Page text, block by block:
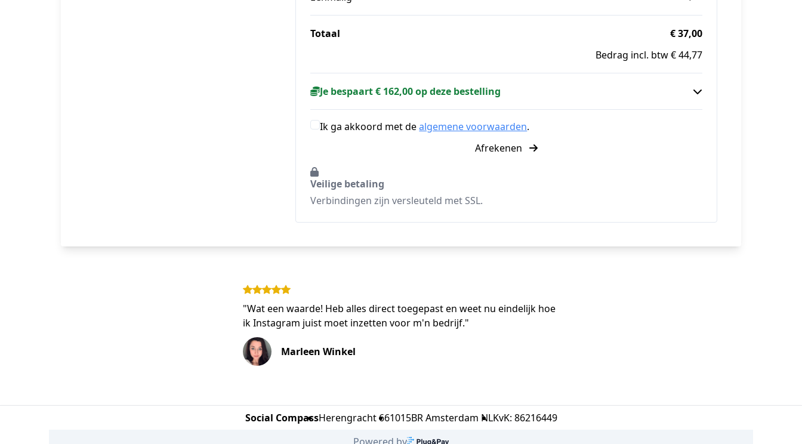
Totaal
€ 37,00
Bedrag incl. btw € 44,77
Je bespaart € 162,00 op deze bestelling
Ik ga akkoord met dealgemene voorwaarden.
Afrekenen
Veilige betaling
Verbindingen zijn versleuteld met SSL.
"Wat een waarde! Heb alles direct toegepast en weet nu eindelijk hoe
ik Instagram juist moet inzetten voor m'n bedrijf."
Marleen Winkel
Social CompassHerengracht 661015BR Amsterdam NLKvK: 86216449